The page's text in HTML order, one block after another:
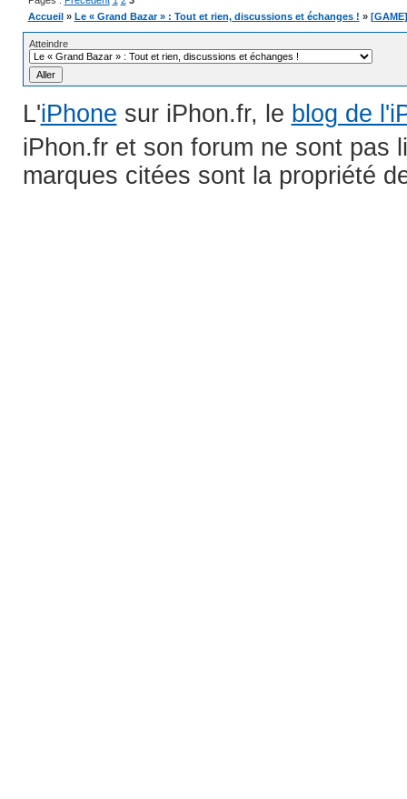
Accueil » Le « Grand Bazar » : Tout et rien, discussions et échanges ! »
Atteindre
L'iPhone sur iPhon.fr, le blog de
iPhon.fr et son forum ne sont pas
marques citées sont la propriété